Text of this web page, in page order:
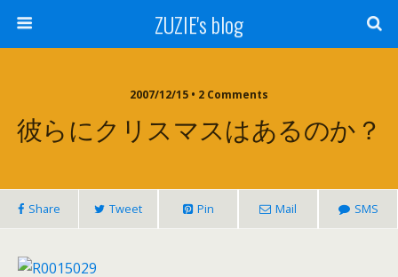
ZUZIE's blog
2007/12/15 • 2 Comments
彼らにクリスマスはあるのか？
Share Tweet Pin Mail SMS